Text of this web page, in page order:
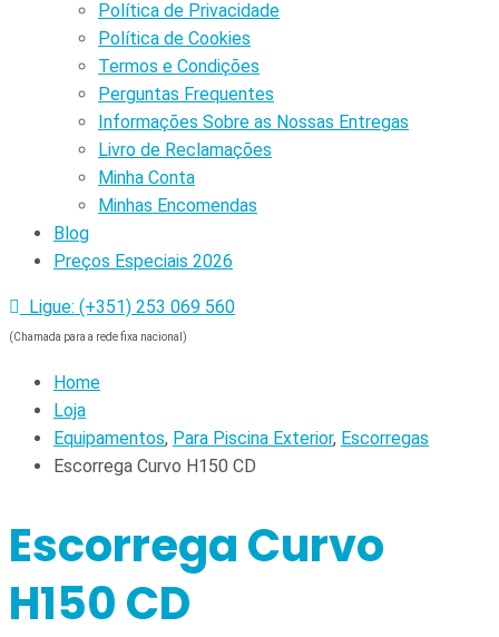
Política de Privacidade
Política de Cookies
Termos e Condições
Perguntas Frequentes
Informações Sobre as Nossas Entregas
Livro de Reclamações
Minha Conta
Minhas Encomendas
Blog
Preços Especiais 2026
Ligue: (+351) 253 069 560
(Chamada para a rede fixa nacional)
Home
Loja
Equipamentos, Para Piscina Exterior, Escorregas
Escorrega Curvo H150 CD
Escorrega Curvo
H150 CD